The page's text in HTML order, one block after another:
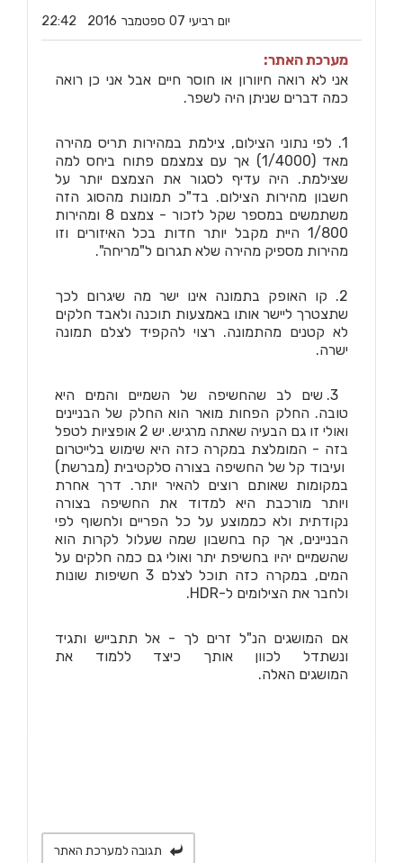
תגובה למערכת האתר
‏יום רביעי ‏07 ‏ספטמבר ‏2016 22:42
מערכת האתר:
אני לא רואה חיוורון או חוסר חיים אבל אני כן רואה
כמה דברים שניתן היה לשפר.
1. לפי נתוני הצילום, צילמת במהירות תריס מהירה
מאד (1/4000) אך עם צמצמם פתוח ביחס למה
שצילמת. היה עדיף לסגור את הצמצם יותר על
חשבון מהירות הצילום. בד"כ תמונות מהסוג הזה
משתמשים במספר שקל לזכור - צמצם 8 ומהירות
1/800 היית מקבל יותר חדות בכל האיזורים וזו
מהירות מספיק מהירה שלא תגרום ל"מריחה".
2. קו האופק בתמונה אינו ישר מה שיגרום לכך
שתצטרך ליישר אותו באמצעות תוכנה ולאבד חלקים
לא קטנים מהתמונה. רצוי להקפיד לצלם תמונה
ישרה.
3. שים לב שהחשיפה של השמיים והמים היא
טובה. החלק הפחות מואר הוא החלק של הבניינים
ואולי זו גם הבעיה שאתה מרגיש. יש 2 אופציות לטפל
בזה - המומלצת במקרה כזה היא שימוש בלייטרום
ועיבוד קל של החשיפה בצורה סלקטיבית (מברשת)
במקומות שאותם רוצים להאיר יותר. דרך אחרת
ויותר מורכבת היא למדוד את החשיפה בצורה
נקודתית ולא כממוצע על כל הפריים ולחשוף לפי
הבניינים, אך קח בחשבון שמה שעלול לקרות הוא
שהשמיים יהיו בחשיפת יתר ואולי גם כמה חלקים על
המים, במקרה כזה תוכל לצלם 3 חשיפות שונות
ולחבר את הצילומים ל-HDR.
אם המושגים הנ"ל זרים לך - אל תתבייש ותגיד
ונשתדל לכוון אותך כיצד ללמוד את
המושגים האלה.